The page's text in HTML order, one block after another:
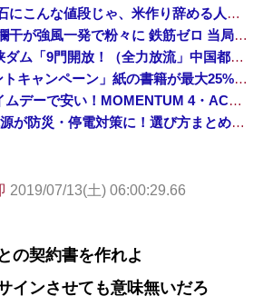
【速報】 米農家「流石にこんな値段じゃ、米作り辞める人、出るんじゃないかなあ？？」
【悲報】 中国、橋の欄干が強風一発で粉々に 鉄筋ゼロ 当局「接着剤でくっつけただけ」「正常で、品質問題はない」
中国「大洪水！」三峡ダム「9門開放！（全力放流」中国都市「三峡沿線の道路水没」中国政府「高速道路封鎖！」中国ダム「緊急放流に合わせて開門（土砂崩れ発生」→
Amazon「夏のポイントキャンペーン」紙の書籍が最大25%ポイント還元 対象と条件を整理（2026年7月）
ゼンハイザーがプライムデーで安い！MOMENTUM 4・ACCENTUMなど対象モデルまとめ！
Jackeryポータブル電源が防災・停電対策に！選び方まとめ【プライムデー最終日】
2019/07/13(土) 06:00:29.66
の契約書を作れよ
インさせても意味無いだろ